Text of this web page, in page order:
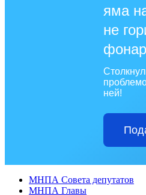
яма
не
ней!
МНПА Совета депутатов
МНПА Главы